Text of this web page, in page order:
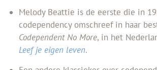
Melody Beattie is de eerste die in
codependency omschreef in haar
Codependent No More, in het
Leef je eigen leven.